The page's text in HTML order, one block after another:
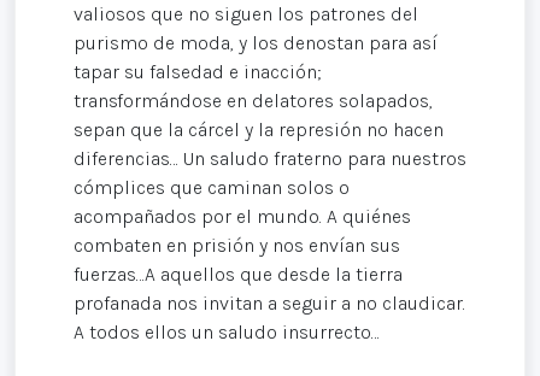
valiosos que no siguen los patrones del
purismo de moda, y los denostan para así
tapar su falsedad e inacción;
transformándose en delatores solapados,
sepan que la cárcel y la represión no hacen
diferencias… Un saludo fraterno para nuestros
cómplices que caminan solos o
acompañados por el mundo. A quiénes
combaten en prisión y nos envían sus
fuerzas…A aquellos que desde la tierra
profanada nos invitan a seguir a no claudicar.
A todos ellos un saludo insurrecto…